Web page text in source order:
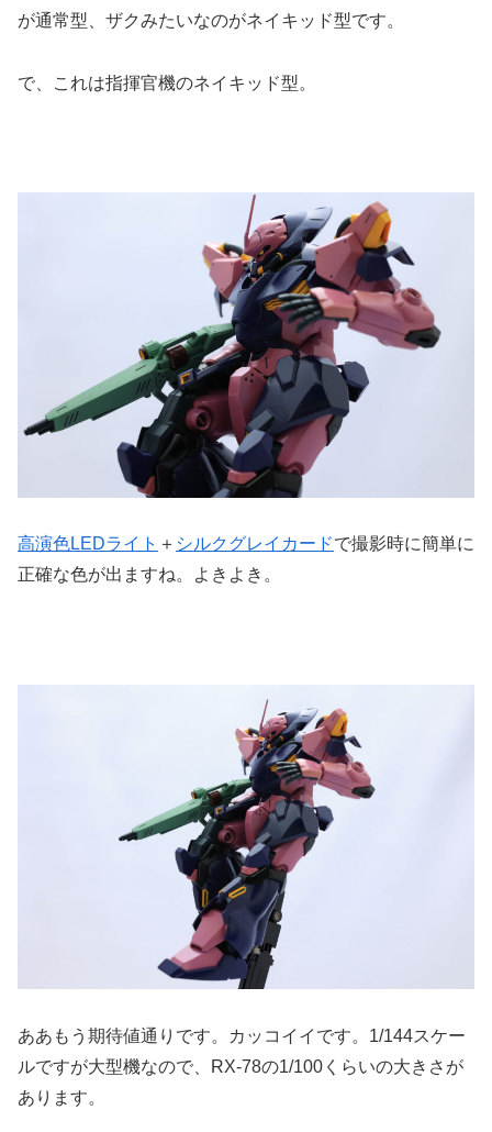
が通常型、ザクみたいなのがネイキッド型です。
で、これは指揮官機のネイキッド型。
高演色LEDライト ＋ シルクグレイカードで撮影時に簡単に
正確な色が出ますね。よきよき。
ああもう期待値通りです。カッコイイです。1/144スケー
ルですが大型機なので、RX-78の1/100くらいの大きさが
あります。